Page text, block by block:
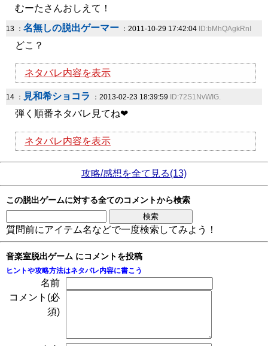
むーたさんおしえて！
13 ： 名無しの脱出ゲーマー ：2011-10-29 17:42:04 ID:bMhQAgkRnI
どこ？
ネタバレ内容を表示
14 ： 見和希ショコラ ：2013-02-23 18:39:59 ID:72S1NvWIG.
弾く順番ネタバレ見てね❤
ネタバレ内容を表示
攻略/感想を全て見る(13)
この脱出ゲームに対する全てのコメントから検索
質問前にアイテム名などで一度検索してみよう！
音楽室脱出ゲーム にコメントを投稿
ヒントや攻略方法はネタバレ内容に書こう
名前
コメント(必
須)